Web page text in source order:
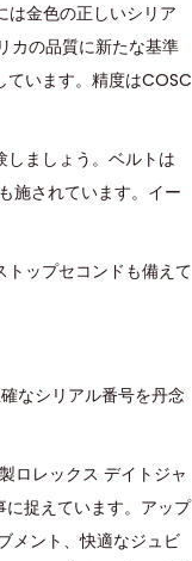
は金色の正しいシリア
カの品質に新たな基準
ています。精度はCOSC
ましょう。ベルトは
施されています。イー
ップセコンドも備えて
なシリアル番号を丹念
ロレックス デイトジャ
捉えています。アップ
メント、快適なジュビ